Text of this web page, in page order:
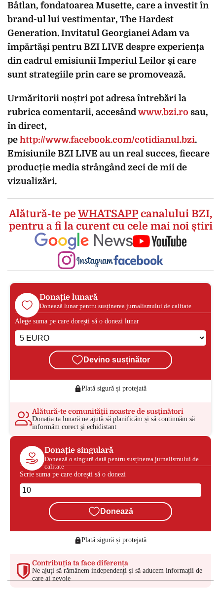
Bâtlan, fondatoarea Musette, care a investit în
brand-ul lui vestimentar, The Hardest
Generation. Invitatul Georgianei Adam va
împărtăși pentru BZI LIVE despre experiența
din cadrul emisiunii Imperiul Leilor și care
sunt strategiile prin care se promovează.
Urmăritorii noștri pot adresa întrebări la
rubrica comentarii, accesândwww.bzi.ro sau,
în direct,
pe http://www.facebook.com/cotidianul.bzi.
Emisiunile BZI LIVE au un real succes, fiecare
producție media strângând zeci de mii de
vizualizări.
Alătură-te peWHATSAPPcanalului BZI,
pentru a fi la curent cu cele mai noi știri
Donație lunară
Donează lunar pentru susținerea jurnalismului de calitate
Alege suma pe care dorești să o donezi lunar
Devino susținător
Plată sigură și protejată
Alătură-te comunității noastre de susținători
Donația ta lunară ne ajută să planificăm și să continuăm să
informăm corect și echidistant
Donație singulară
Donează o singură dată pentru susținerea jurnalismului de
calitate
Scrie suma pe care dorești să o donezi
Donează
Plată sigură și protejată
Contribuția ta face diferența
Ne ajuți să rămânem independenți și să aducem informații de
care ai nevoie